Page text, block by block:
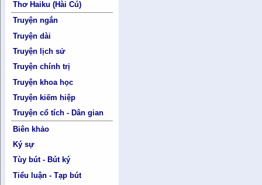
Thơ Haiku (Hài Cú)
Truyện ngắn
Truyện dài
Truyện lịch sử
Truyện chính trị
Truyện khoa học
Truyện kiếm hiệp
Truyện cổ tích - Dân gian
Biên khảo
Ký sự
Tùy bút - Bút ký
Tiểu luận - Tạp bút